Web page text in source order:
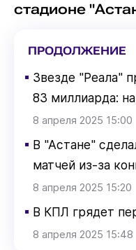
стадионе
ПРОДОЛЖЕНИЕ
▪ Звезде "Реала"
83 миллиарда:
8 апреля 2025 15:00
▪ В "Астане"
матчей из-за
8 апреля 2025 15:20
▪ В КПЛ грядет
8 апреля 2025 15:48